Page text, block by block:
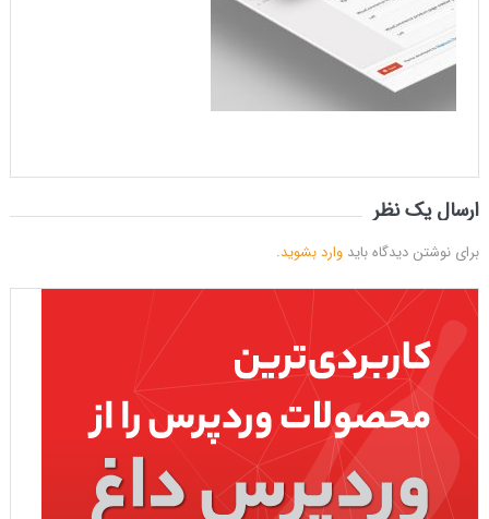
ارسال یک نظر
برای نوشتن دیدگاه باید وارد بشوید.